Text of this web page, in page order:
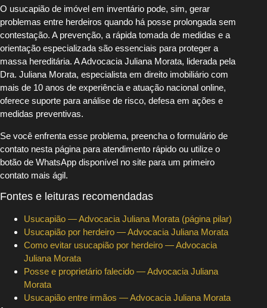
O usucapião de imóvel em inventário pode, sim, gerar
problemas entre herdeiros quando há posse prolongada sem
contestação. A prevenção, a rápida tomada de medidas e a
orientação especializada são essenciais para proteger a
massa hereditária. A Advocacia Juliana Morata, liderada pela
Dra. Juliana Morata, especialista em direito imobiliário com
mais de 10 anos de experiência e atuação nacional online,
oferece suporte para análise de risco, defesa em ações e
medidas preventivas.
Se você enfrenta esse problema, preencha o formulário de
contato nesta página para atendimento rápido ou utilize o
botão de WhatsApp disponível no site para um primeiro
contato mais ágil.
Fontes e leituras recomendadas
Usucapião — Advocacia Juliana Morata (página pilar)
Usucapião por herdeiro — Advocacia Juliana Morata
Como evitar usucapião por herdeiro — Advocacia
Juliana Morata
Posse e proprietário falecido — Advocacia Juliana
Morata
Usucapião entre irmãos — Advocacia Juliana Morata